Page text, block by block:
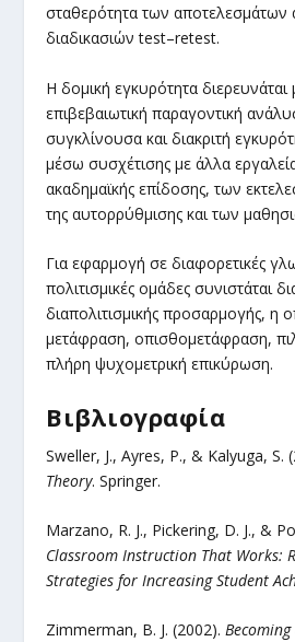
σταθερότητα των αποτελεσμάτων
διαδικασιών test–retest.
Η δομική εγκυρότητα διερευνάται
επιβεβαιωτική παραγοντική
συγκλίνουσα και διακριτή
μέσω συσχέτισης με άλλα
ακαδημαϊκής επίδοσης, των
της αυτορρύθμισης και των
Για εφαρμογή σε διαφορετικές
πολιτισμικές ομάδες συνιστάται
διαπολιτισμικής προσαρμογής, η
μετάφραση, οπισθομετάφραση,
πλήρη ψυχομετρική επικύρωση.
Βιβλιογραφία
Sweller, J., Ayres, P., & Kalyuga, S.
Theory. Springer.
Marzano, R. J., Pickering, D. J., &
Classroom Instruction That Works:
Strategies for Increasing Student
Zimmerman, B. J. (2002).